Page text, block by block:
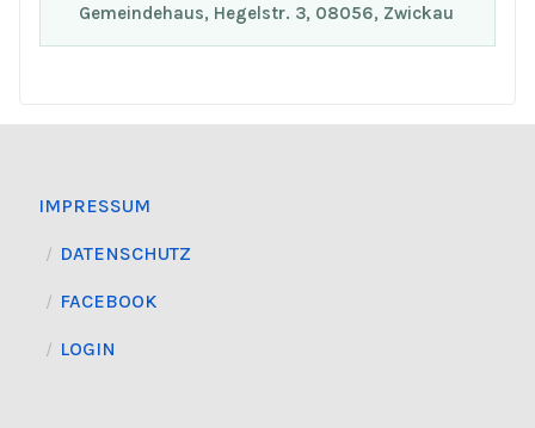
Gemeindehaus, Hegelstr. 3, 08056, Zwickau
IMPRESSUM
DATENSCHUTZ
FACEBOOK
LOGIN